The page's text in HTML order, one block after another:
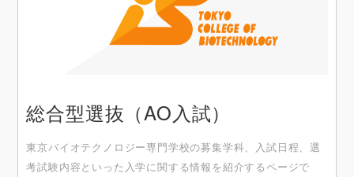
総合型選抜（AO入試）
東京バイオテクノロジー専門学校の募集学科、入試日程、選
考試験内容といった入学に関する情報を紹介するページで